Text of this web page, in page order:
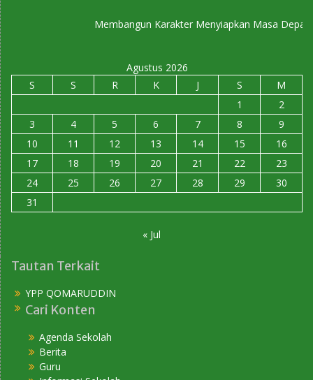
Membangun Karakter Menyiapkan Masa Depan
Agustus 2026
S
S R K J S
M
1
2
3
4 5 6 7 8
9
10
11 12 13 14 15
16
17
18 19 20 21 22
23
24
25 26 27 28 29
30
31
« Jul
Tautan Terkait
YPP QOMARUDDIN
Cari Konten
Agenda Sekolah
Berita
Guru